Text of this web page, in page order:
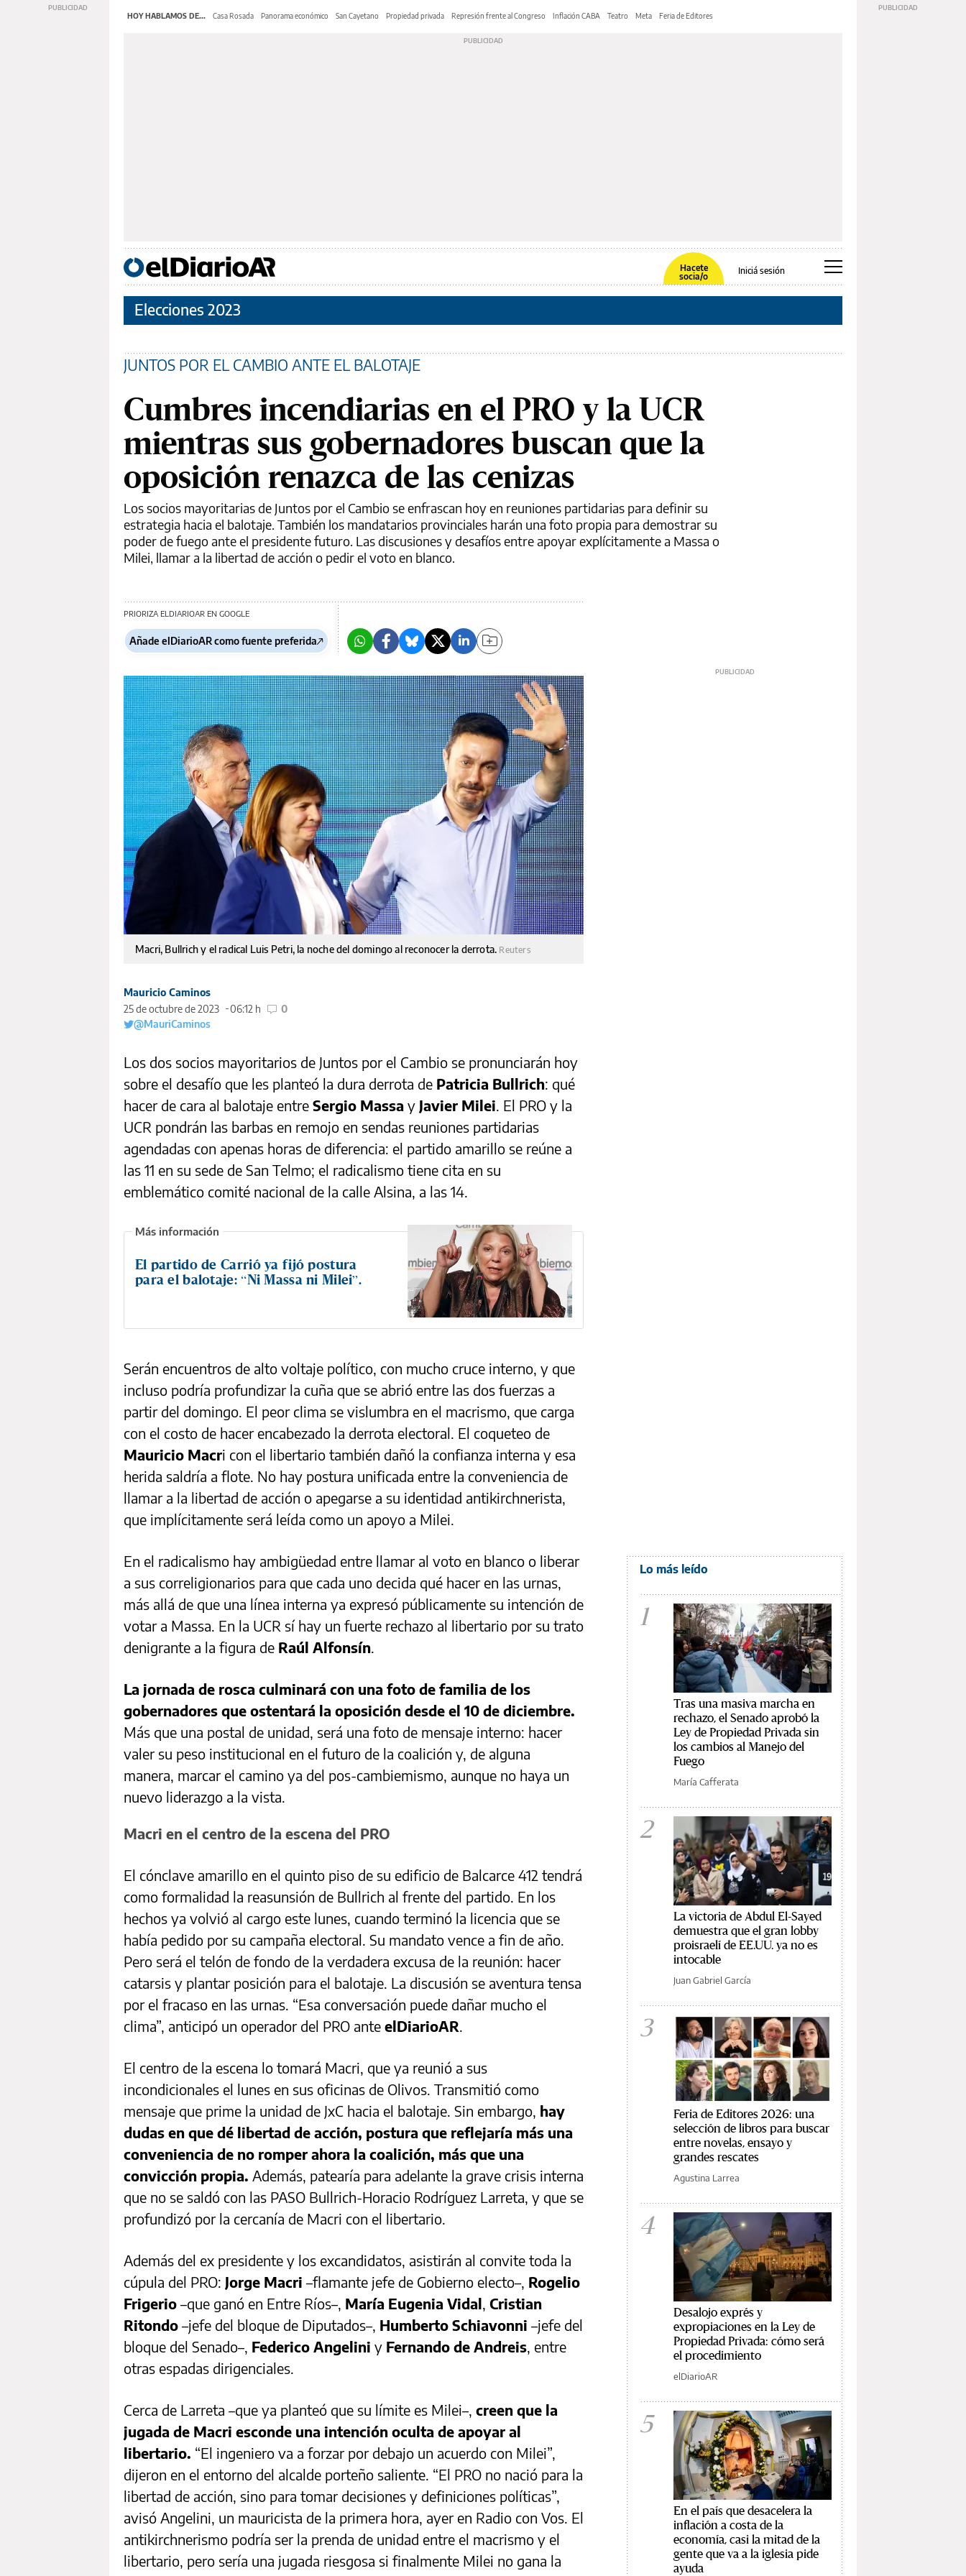
HOY HABLAMOS DE... Casa Rosada Panorama económico San Cayetano Propiedad privada Represión frente al Congreso Inflación CABA Teatro Meta Feria de Editores
Hacete
socia/o
Iniciá sesión
Elecciones 2023
JUNTOS POR EL CAMBIO ANTE EL BALOTAJE
Cumbres incendiarias en el PRO y la UCR
mientras sus gobernadores buscan que la
oposición renazca de las cenizas
Los socios mayoritarias de Juntos por el Cambio se enfrascan hoy en reuniones partidarias para definir su
estrategia hacia el balotaje. También los mandatarios provinciales harán una foto propia para demostrar su
poder de fuego ante el presidente futuro. Las discusiones y desafíos entre apoyar explícitamente a Massa o
Milei, llamar a la libertad de acción o pedir el voto en blanco.
PRIORIZA ELDIARIOAR EN GOOGLE
Añade elDiarioAR como fuente preferida
Macri, Bullrich y el radical Luis Petri, la noche del domingo al reconocer la derrota. Reuters
Mauricio Caminos
25 de octubre de 2023
06:12 h
0
@MauriCaminos
Los dos socios mayoritarios de Juntos por el Cambio se pronunciarán hoy
sobre el desafío que les planteó la dura derrota de Patricia Bullrich: qué
hacer de cara al balotaje entre Sergio Massa y Javier Milei. El PRO y la
UCR pondrán las barbas en remojo en sendas reuniones partidarias
agendadas con apenas horas de diferencia: el partido amarillo se reúne a
las 11 en su sede de San Telmo; el radicalismo tiene cita en su
emblemático comité nacional de la calle Alsina, a las 14.
El partido de Carrió ya fijó postura
para el balotaje: “Ni Massa ni Milei”.
Serán encuentros de alto voltaje político, con mucho cruce interno, y que
incluso podría profundizar la cuña que se abrió entre las dos fuerzas a
partir del domingo. El peor clima se vislumbra en el macrismo, que carga
con el costo de hacer encabezado la derrota electoral. El coqueteo de
Mauricio Macri con el libertario también dañó la confianza interna y esa
herida saldría a flote. No hay postura unificada entre la conveniencia de
llamar a la libertad de acción o apegarse a su identidad antikirchnerista,
que implícitamente será leída como un apoyo a Milei.
En el radicalismo hay ambigüedad entre llamar al voto en blanco o liberar
a sus correligionarios para que cada uno decida qué hacer en las urnas,
más allá de que una línea interna ya expresó públicamente su intención de
votar a Massa. En la UCR sí hay un fuerte rechazo al libertario por su trato
denigrante a la figura de Raúl Alfonsín.
La jornada de rosca culminará con una foto de familia de los
gobernadores que ostentará la oposición desde el 10 de diciembre.
Más que una postal de unidad, será una foto de mensaje interno: hacer
valer su peso institucional en el futuro de la coalición y, de alguna
manera, marcar el camino ya del pos-cambiemismo, aunque no haya un
nuevo liderazgo a la vista.
Macri en el centro de la escena del PRO
El cónclave amarillo en el quinto piso de su edificio de Balcarce 412 tendrá
como formalidad la reasunsión de Bullrich al frente del partido. En los
hechos ya volvió al cargo este lunes, cuando terminó la licencia que se
había pedido por su campaña electoral. Su mandato vence a fin de año.
Pero será el telón de fondo de la verdadera excusa de la reunión: hacer
catarsis y plantar posición para el balotaje. La discusión se aventura tensa
por el fracaso en las urnas. “Esa conversación puede dañar mucho el
clima”, anticipó un operador del PRO ante elDiarioAR.
El centro de la escena lo tomará Macri, que ya reunió a sus
incondicionales el lunes en sus oficinas de Olivos. Transmitió como
mensaje que prime la unidad de JxC hacia el balotaje. Sin embargo, hay
dudas en que dé libertad de acción, postura que reflejaría más una
conveniencia de no romper ahora la coalición, más que una
convicción propia. Además, patearía para adelante la grave crisis interna
que no se saldó con las PASO Bullrich-Horacio Rodríguez Larreta, y que se
profundizó por la cercanía de Macri con el libertario.
Además del ex presidente y los excandidatos, asistirán al convite toda la
cúpula del PRO: Jorge Macri –flamante jefe de Gobierno electo–, Rogelio
Frigerio –que ganó en Entre Ríos–, María Eugenia Vidal, Cristian
Ritondo –jefe del bloque de Diputados–, Humberto Schiavonni –jefe del
bloque del Senado–, Federico Angelini y Fernando de Andreis, entre
otras espadas dirigenciales.
Cerca de Larreta –que ya planteó que su límite es Milei–, creen que la
jugada de Macri esconde una intención oculta de apoyar al
libertario. “El ingeniero va a forzar por debajo un acuerdo con Milei”,
dijeron en el entorno del alcalde porteño saliente. “El PRO no nació para la
libertad de acción, sino para tomar decisiones y definiciones políticas”,
avisó Angelini, un mauricista de la primera hora, ayer en Radio con Vos. El
antikirchnerismo podría ser la prenda de unidad entre el macrismo y el
libertario, pero sería una jugada riesgosa si finalmente Milei no gana la
Lo más leído
1
Tras una masiva marcha en
rechazo, el Senado aprobó la
Ley de Propiedad Privada sin
los cambios al Manejo del
Fuego
María Cafferata
2
La victoria de Abdul El-Sayed
demuestra que el gran lobby
proisraelí de EE.UU. ya no es
intocable
Juan Gabriel García
3
Feria de Editores 2026: una
selección de libros para buscar
entre novelas, ensayo y
grandes rescates
Agustina Larrea
4
Desalojo exprés y
expropiaciones en la Ley de
Propiedad Privada: cómo será
el procedimiento
elDiarioAR
5
En el país que desacelera la
inflación a costa de la
economía, casi la mitad de la
gente que va a la iglesia pide
ayuda